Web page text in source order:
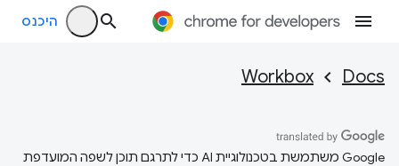
היכנס
Docs
Workbox
‫Google משתמשת בטכנולוגיית AI כדי לתרגם תוכן לשפה המועדפת